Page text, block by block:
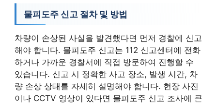
물피도주 신고 절차 및 방법
차량이 손상된 사실을 발견했다면 먼저 경찰에 신고
해야 합니다. 물피도주 신고는 112 신고센터에 전화
하거나 가까운 경찰서에 직접 방문하여 진행할 수
있습니다. 신고 시 정확한 사고 장소, 발생 시간, 차
량 손상 상태를 자세히 설명해야 합니다. 현장 사진
이나 CCTV 영상이 있다면 물피도주 신고 조사에 큰